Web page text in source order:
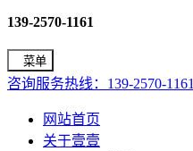
139-2570-1161
菜单
咨询服务热线：139-2570-1161
网站首页
关于壹壹